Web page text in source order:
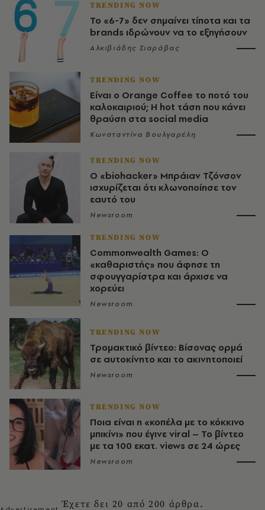
TRENDING NOW
Το «6-7» δεν σημαίνει τίποτα και τα
brands ιδρώνουν να το εξηγήσουν
Αλκιβιάδης Σιαράβας
TRENDING NOW
Είναι ο Orange Coffee το ποτό του
καλοκαιριού; Η hot τάση που κάνει
θραύση στα social media
Κωνσταντίνα Βουλγαρέλη
TRENDING NOW
Ο «biohacker» Μπράιαν Τζόνσον
ισχυρίζεται ότι κλωνοποίησε τον
εαυτό του
Newsroom
TRENDING NOW
Commonwealth Games: Ο
«καθαριστής» που άφησε τη
σφουγγαρίστρα και άρχισε να
χορεύει
Newsroom
TRENDING NOW
Τρομακτικό βίντεο: Βίσονας ορμά
σε αυτοκίνητο και το ακινητοποιεί
Newsroom
TRENDING NOW
Ποια είναι η «κοπέλα με το κόκκινο
μπικίνι» που έγινε viral – Το βίντεο
με τα 100 εκατ. views σε 24 ώρες
Newsroom
Έχετε δει 20 από 200 άρθρα.